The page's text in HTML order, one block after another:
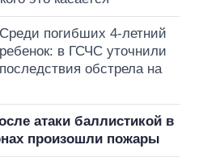
Среди погибших 4-летний
ребенок: в ГСЧС уточнили
последствия обстрела на
атаки баллистикой в
произошли пожары